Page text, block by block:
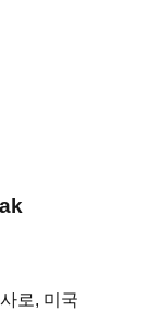
로, 미국